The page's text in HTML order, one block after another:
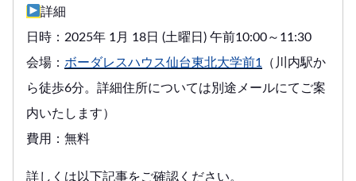
詳細
日時：2025年 1月 18日 (土曜日) 午前10:00～11:30
会場： ボーダレスハウス仙台東北大学前1
（川内駅か
ら徒歩6分。詳細住所については別途メールにてご案
内いたします）
費用：無料
詳しくは以下記事をご確認ください。